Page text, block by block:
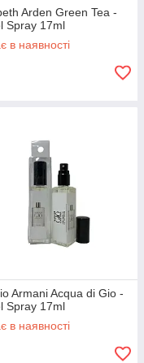
Arden Green Tea -
Spray 17ml
в наявності
Armani Acqua di Gio -
Spray 17ml
в наявності